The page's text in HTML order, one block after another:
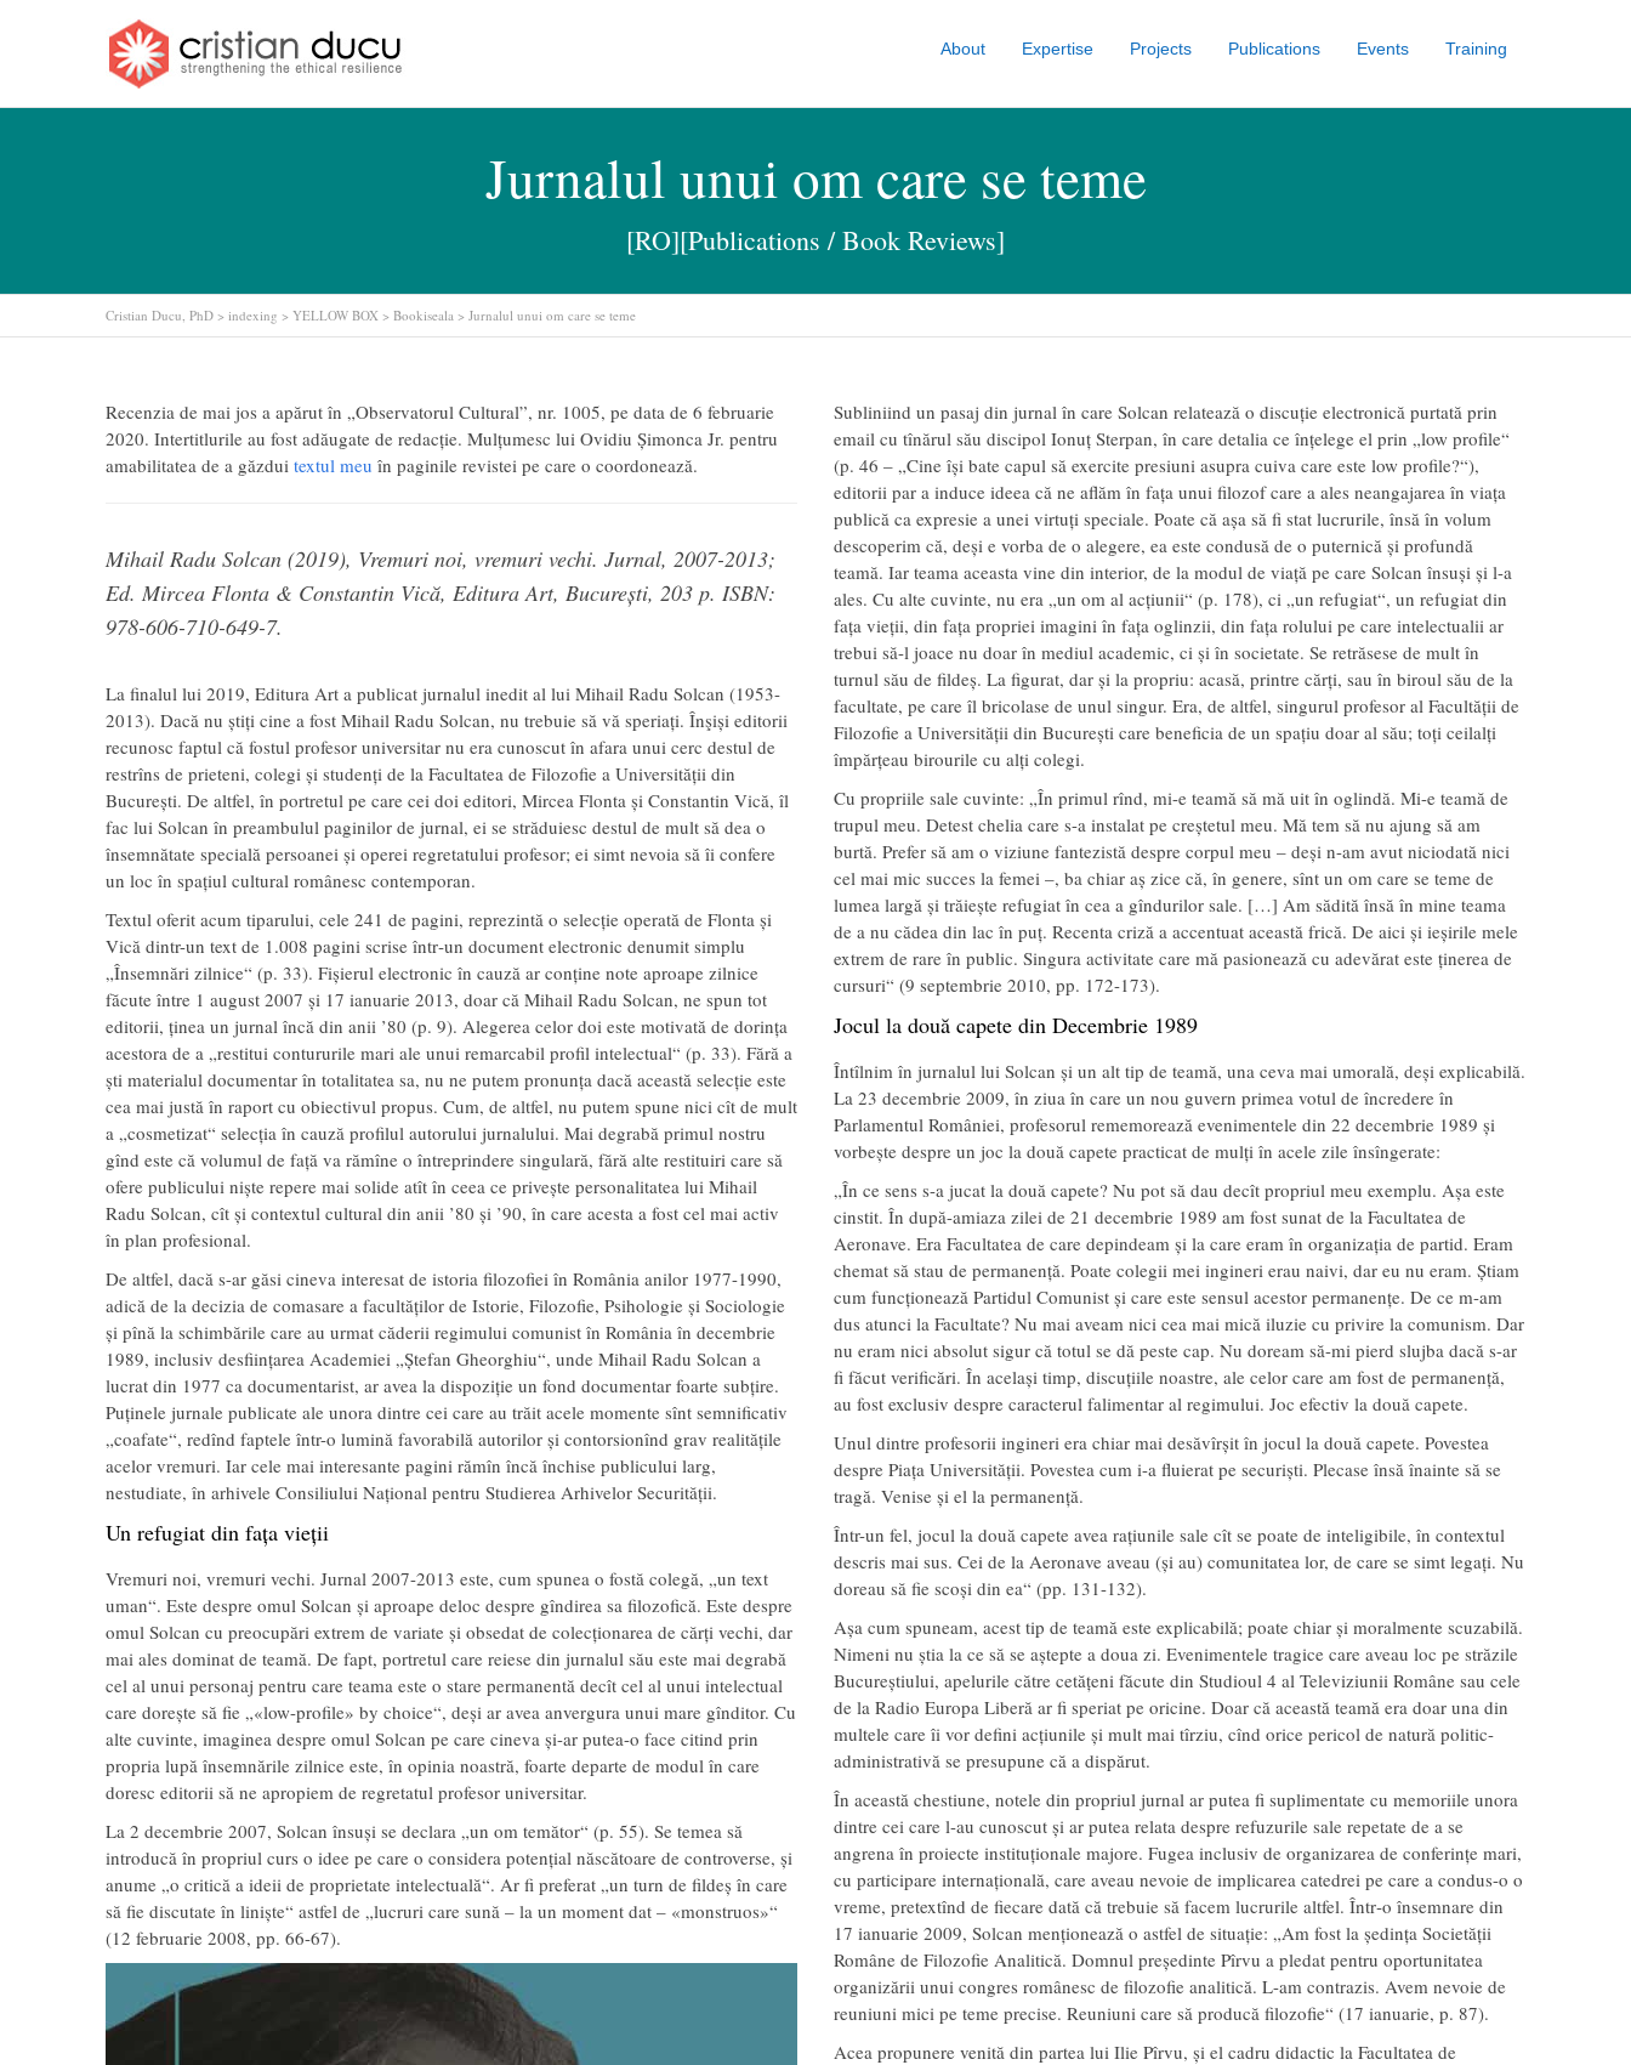
About Expertise Projects Publications Events Training
Jurnalul unui om care se teme
[RO][Publications / Book Reviews]
Cristian Ducu, PhD > indexing > YELLOW BOX > Bookiseala > Jurnalul unui om care se teme
Recenzia de mai jos a apărut în „Observatorul Cultural”, nr. 1005, pe data de 6 februarie
2020. Intertitlurile au fost adăugate de redacție. Mulțumesc lui Ovidiu Șimonca Jr. pentru
amabilitatea de a găzdui textul meu în paginile revistei pe care o coordonează.
Mihail Radu Solcan (2019), Vremuri noi, vremuri vechi. Jurnal, 2007-2013;
Ed. Mircea Flonta & Constantin Vică, Editura Art, București, 203 p. ISBN:
978-606-710-649-7.
La finalul lui 2019, Editura Art a publicat jurnalul inedit al lui Mihail Radu Solcan (1953-
2013). Dacă nu știți cine a fost Mihail Radu Solcan, nu trebuie să vă speriați. Înşiși editorii
recunosc faptul că fostul profesor universitar nu era cunoscut în afara unui cerc destul de
restrîns de prieteni, colegi și studenți de la Facultatea de Filozofie a Universității din
București. De altfel, în portretul pe care cei doi editori, Mircea Flonta și Constantin Vică, îl
fac lui Solcan în preambulul paginilor de jurnal, ei se străduiesc destul de mult să dea o
însemnătate specială persoanei și operei regretatului profesor; ei simt nevoia să îi confere
un loc în spațiul cultural românesc contemporan.
Textul oferit acum tiparului, cele 241 de pagini, reprezintă o selecție operată de Flonta și
Vică dintr-un text de 1.008 pagini scrise într‑un document electronic denumit simplu
„Însemnări zilnice“ (p. 33). Fișierul electronic în cauză ar conține note aproape zilnice
făcute între 1 august 2007 și 17 ianuarie 2013, doar că Mihail Radu Solcan, ne spun tot
editorii, ținea un jurnal încă din anii ’80 (p. 9). Alegerea celor doi este motivată de dorința
acestora de a „restitui contururile mari ale unui remarcabil profil intelectual“ (p. 33). Fără a
ști materialul documentar în totalitatea sa, nu ne putem pronunța dacă această selecție este
cea mai justă în raport cu obiectivul propus. Cum, de altfel, nu putem spune nici cît de mult
a „cosmetizat“ selecția în cauză profilul autorului jurnalului. Mai degrabă primul nostru
gînd este că volumul de față va rămîne o întreprindere singulară, fără alte restituiri care să
ofere publicului niște repere mai solide atît în ceea ce privește personalitatea lui Mihail
Radu Solcan, cît și contextul cultural din anii ’80 și ’90, în care acesta a fost cel mai activ
în plan profesional.
De altfel, dacă s-ar găsi cineva interesat de istoria filozofiei în România anilor 1977-1990,
adică de la decizia de comasare a facultăților de Istorie, Filozofie, Psihologie și Sociologie
și pînă la schimbările care au urmat căderii regimului comunist în România în decembrie
1989, inclusiv desființarea Academiei „Ștefan Gheorghiu“, unde Mihail Radu Solcan a
lucrat din 1977 ca documentarist, ar avea la dispoziție un fond documentar foarte subțire.
Puținele jurnale publicate ale unora dintre cei care au trăit acele momente sînt semnificativ
„coafate“, redînd faptele într-o lumină favorabilă autorilor și contorsionînd grav realitățile
acelor vremuri. Iar cele mai interesante pagini rămîn încă închise publicului larg,
nestudiate, în arhivele Consiliului Național pentru Studierea Arhivelor Securității.
Un refugiat din fața vieții
Vremuri noi, vremuri vechi. Jurnal 2007-2013 este, cum spunea o fostă colegă, „un text
uman“. Este despre omul Solcan și aproape deloc despre gîndirea sa filozofică. Este despre
omul Solcan cu preocupări extrem de variate și obsedat de colecționarea de cărți vechi, dar
mai ales dominat de teamă. De fapt, portretul care reiese din jurnalul său este mai degrabă
cel al unui personaj pentru care teama este o stare permanentă decît cel al unui intelectual
care dorește să fie „«low-profile» by choice“, deși ar avea anvergura unui mare gînditor. Cu
alte cuvinte, imaginea despre omul Solcan pe care cineva și-ar putea-o face citind prin
propria lupă însemnările zilnice este, în opinia noastră, foarte departe de modul în care
doresc editorii să ne apropiem de regretatul profesor universitar.
La 2 decembrie 2007, Solcan însuși se declara „un om temător“ (p. 55). Se temea să
introducă în propriul curs o idee pe care o considera potențial născătoare de controverse, și
anume „o critică a ideii de proprietate intelectuală“. Ar fi preferat „un turn de fildeș în care
să fie discutate în liniște“ astfel de „lucruri care sună – la un moment dat – «monstruos»“
(12 februarie 2008, pp. 66-67).
Subliniind un pasaj din jurnal în care Solcan relatează o discuție electronică purtată prin
email cu tînărul său discipol Ionuț Sterpan, în care detalia ce înțelege el prin „low profile“
(p. 46 – „Cine își bate capul să exercite presiuni asupra cuiva care este low profile?“),
editorii par a induce ideea că ne aflăm în fața unui filozof care a ales neangajarea în viața
publică ca expresie a unei virtuți speciale. Poate că așa să fi stat lucrurile, însă în volum
descoperim că, deși e vorba de o alegere, ea este condusă de o puternică și profundă
teamă. Iar teama aceasta vine din interior, de la modul de viață pe care Solcan însuși și l-a
ales. Cu alte cuvinte, nu era „un om al acțiunii“ (p. 178), ci „un refugiat“, un refugiat din
fața vieții, din fața propriei imagini în fața oglinzii, din fața rolului pe care intelectualii ar
trebui să-l joace nu doar în mediul academic, ci și în societate. Se retrăsese de mult în
turnul său de fildeș. La figurat, dar și la propriu: acasă, printre cărți, sau în biroul său de la
facultate, pe care îl bricolase de unul singur. Era, de altfel, singurul profesor al Facultății de
Filozofie a Universității din București care beneficia de un spațiu doar al său; toți ceilalți
împărțeau birourile cu alți colegi.
Cu propriile sale cuvinte: „În primul rînd, mi-e teamă să mă uit în oglindă. Mi-e teamă de
trupul meu. Detest chelia care s-a instalat pe creștetul meu. Mă tem să nu ajung să am
burtă. Prefer să am o viziune fantezistă despre corpul meu – deși n-am avut niciodată nici
cel mai mic succes la femei –, ba chiar aș zice că, în genere, sînt un om care se teme de
lumea largă și trăiește refugiat în cea a gîndurilor sale. […] Am sădită însă în mine teama
de a nu cădea din lac în puț. Recenta criză a accentuat această frică. De aici și ieșirile mele
extrem de rare în public. Singura activitate care mă pasionează cu adevărat este ținerea de
cursuri“ (9 septembrie 2010, pp. 172-173).
Jocul la două capete din Decembrie 1989
Întîlnim în jurnalul lui Solcan și un alt tip de teamă, una ceva mai umorală, deși explicabilă.
La 23 decembrie 2009, în ziua în care un nou guvern primea votul de încredere în
Parlamentul României, profesorul rememorează evenimentele din 22 decembrie 1989 și
vorbește despre un joc la două capete practicat de mulți în acele zile însîngerate:
„În ce sens s-a jucat la două capete? Nu pot să dau decît propriul meu exemplu. Așa este
cinstit. În după-amiaza zilei de 21 decembrie 1989 am fost sunat de la Facultatea de
Aeronave. Era Facultatea de care depindeam și la care eram în organizația de partid. Eram
chemat să stau de permanență. Poate colegii mei ingineri erau naivi, dar eu nu eram. Știam
cum funcționează Partidul Comunist și care este sensul acestor permanențe. De ce m-am
dus atunci la Facultate? Nu mai aveam nici cea mai mică iluzie cu privire la comunism. Dar
nu eram nici absolut sigur că totul se dă peste cap. Nu doream să-mi pierd slujba dacă s-ar
fi făcut verificări. În același timp, discuțiile noastre, ale celor care am fost de permanență,
au fost exclusiv despre caracterul falimentar al regimului. Joc efectiv la două capete.
Unul dintre profesorii ingineri era chiar mai desăvîrșit în jocul la două capete. Povestea
despre Piața Universității. Povestea cum i-a fluierat pe securiști. Plecase însă înainte să se
tragă. Venise și el la permanență.
Într-un fel, jocul la două capete avea rațiunile sale cît se poate de inteligibile, în contextul
descris mai sus. Cei de la Aeronave aveau (și au) comunitatea lor, de care se simt legați. Nu
doreau să fie scoși din ea“ (pp. 131-132).
Așa cum spuneam, acest tip de teamă este explicabilă; poate chiar și moralmente scuzabilă.
Nimeni nu știa la ce să se aștepte a doua zi. Evenimentele tragice care aveau loc pe străzile
Bucureștiului, apelurile către cetățeni făcute din Studioul 4 al Televiziunii Române sau cele
de la Radio Europa Liberă ar fi speriat pe oricine. Doar că această teamă era doar una din
multele care îi vor defini acțiunile și mult mai tîrziu, cînd orice pericol de natură politic-
administrativă se presupune că a dispărut.
În această chestiune, notele din propriul jurnal ar putea fi suplimentate cu memoriile unora
dintre cei care l-au cunoscut și ar putea relata despre refuzurile sale repetate de a se
angrena în proiecte instituționale majore. Fugea inclusiv de organizarea de conferințe mari,
cu participare internațională, care aveau nevoie de implicarea catedrei pe care a condus-o o
vreme, pretextînd de fiecare dată că trebuie să facem lucrurile altfel. Într‑o însemnare din
17 ianuarie 2009, Solcan men­ționează o astfel de situație: „Am fost la șe­­din­ța Societății
Române de Filozofie Analitică. Domnul președinte Pîrvu a pledat pentru o­por­tunitatea
organizării unui congres românesc de filozofie analitică. L-am contrazis. Avem nevoie de
reuniuni mici pe teme precise. Reuniuni care să producă filozofie“ (17 ianuarie, p. 87).
Acea propunere venită din partea lui Ilie Pîrvu, și el cadru didactic la Facultatea de